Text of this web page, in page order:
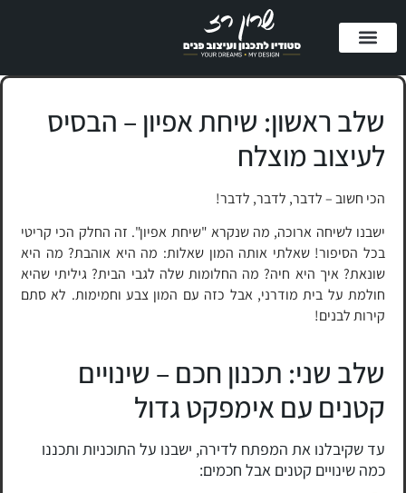
שלב ראשון: שיחת אפיון – הבסיס
לעיצוב מוצלח
הכי חשוב – לדבר, לדבר, לדבר!
ישבנו לשיחה ארוכה, מה שנקרא "שיחת אפיון". זה החלק הכי קריטי
בכל הסיפור! שאלתי אותה המון שאלות: מה היא אוהבת? מה היא
שונאת? איך היא חיה? מה החלומות שלה לגבי הבית? גיליתי שהיא
חולמת על בית מודרני, אבל כזה עם המון צבע וחמימות. לא סתם
קירות לבנים!
שלב שני: תכנון חכם – שינויים
קטנים עם אימפקט גדול
עד שקיבלנו את המפתח לדירה, ישבנו על התוכניות ותכננו
כמה שינויים קטנים אבל חכמים: